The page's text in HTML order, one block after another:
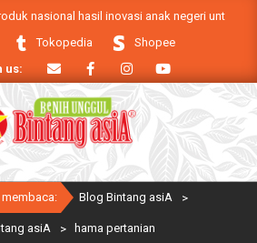
hasil inovasi anak negeri untuk
Tokopedia
Shopee
us:
Blog Bintang asiA >
asiA > hama pertanian